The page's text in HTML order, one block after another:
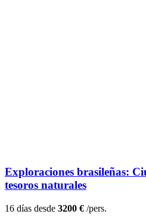
Exploraciones brasileñas:
tesoros naturales
16 días desde 3200 € /pers.